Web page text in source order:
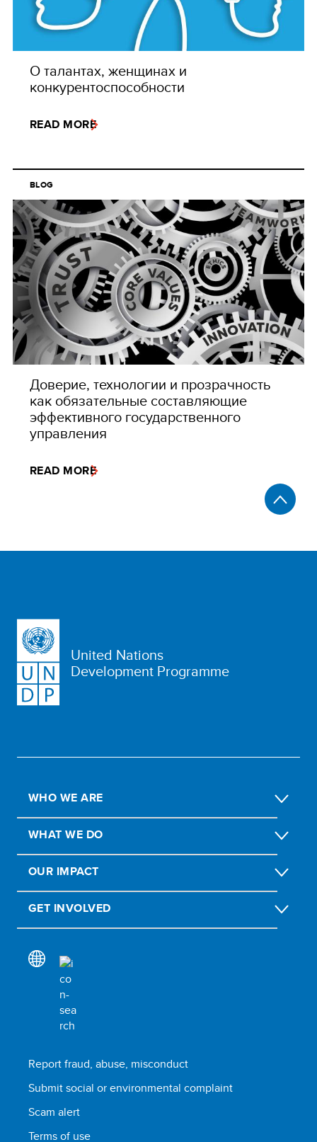
О талантах, женщинах и
конкурентоспособности
READ MORE
BLOG
Доверие, технологии и прозрачность
как обязательные составляющие
эффективного государственного
управления
READ MORE
United Nations
Development Programme
WHO WE ARE
WHAT WE DO
OUR IMPACT
GET INVOLVED
Report fraud, abuse, misconduct
Submit social or environmental complaint
Scam alert
Terms of use